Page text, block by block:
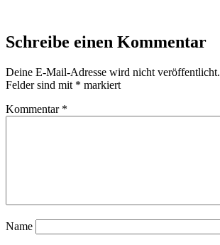
Schreibe einen Kommentar
Deine E-Mail-Adresse wird nicht veröffentlicht.
Felder sind mit * markiert
Kommentar *
Name